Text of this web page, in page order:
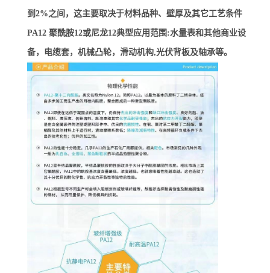
到2%之间，这主要取决于材料品种、壁厚及其它工艺条件
PA12 聚酰胺12或尼龙12典型应用范围:水量表和其他商业设
备，电缆套，机械凸轮，滑动机构,光伏背板及轴承等。